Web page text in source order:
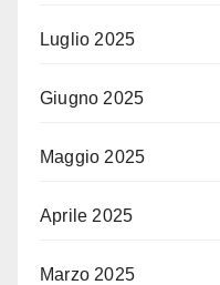
Luglio 2025
Giugno 2025
Maggio 2025
Aprile 2025
Marzo 2025